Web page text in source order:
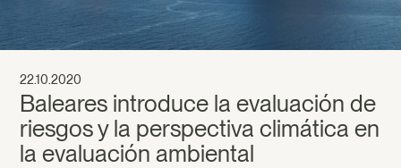
Baleares introduce la evaluación de
riesgos y la perspectiva climática en
la evaluación ambiental
22.10.2020